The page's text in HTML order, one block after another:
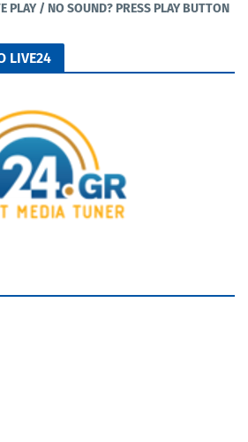
/ NO SOUND? PRESS PLAY BUTTON
LIVE24